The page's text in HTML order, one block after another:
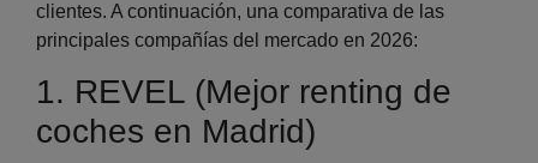
clientes. A continuación, una comparativa de las
principales compañías del mercado en 2026:
1. REVEL (Mejor renting de
coches en Madrid)